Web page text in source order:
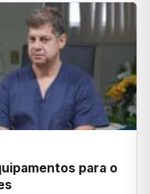
para o